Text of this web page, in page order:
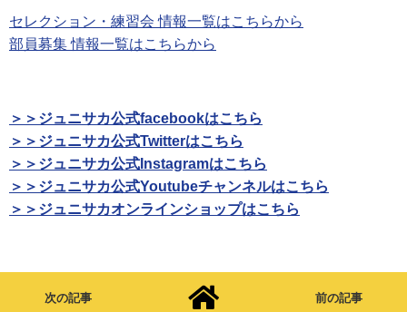
セレクション・練習会 情報一覧はこちらから
部員募集 情報一覧はこちらから
＞＞ジュニサカ公式facebookはこちら
＞＞ジュニサカ公式Twitterはこちら
＞＞ジュニサカ公式Instagramはこちら
＞＞ジュニサカ公式Youtubeチャンネルはこちら
＞＞ジュニサカオンラインショップはこちら
次の記事 前の記事